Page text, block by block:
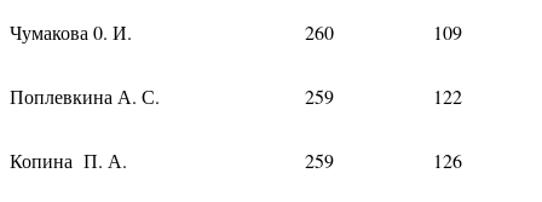
Чумакова 0. И. 260 109
Поплевкина А. С. 259 122
Копина П. А. 259 126